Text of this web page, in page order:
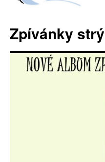
Zpívánky